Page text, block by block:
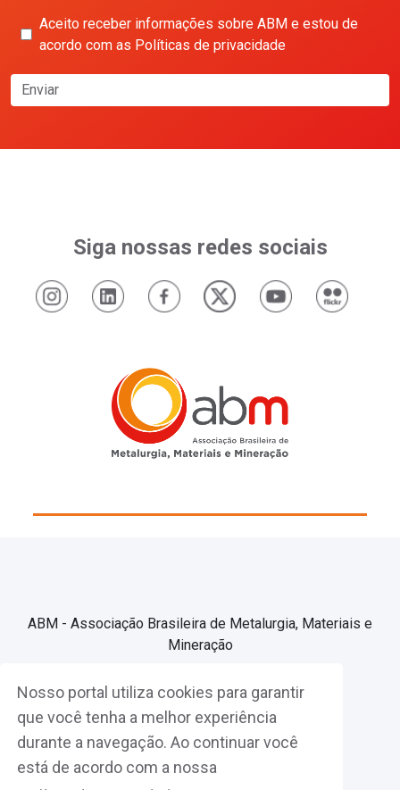
Nosso portal utiliza cookies para garantir
que você tenha a melhor experiência
durante a navegação. Ao continuar você
está de acordo com a nossa
Aceito receber informações sobre ABM e estou de
acordo com as Políticas de privacidade
Enviar
Siga nossas redes sociais
ABM - Associação Brasileira de Metalurgia, Materiais e
Mineração
Associe-se
Fazer Login